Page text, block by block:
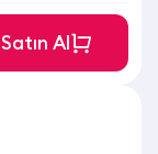
Satın Al